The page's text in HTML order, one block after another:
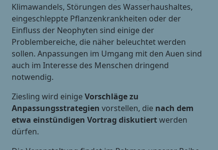
Klimawandels, Störungen des Wasserhaushaltes,
eingeschleppte Pflanzenkrankheiten oder der
Einfluss der Neophyten sind einige der
Problembereiche, die näher beleuchtet werden
sollen. Anpassungen im Umgang mit den Auen sind
auch im Interesse des Menschen dringend
notwendig.
Ziesling wird einigeVorschläge zu
Anpassungsstrategien vorstellen, die nach dem
etwa einstündigen Vortrag diskutiertwerden
dürfen.